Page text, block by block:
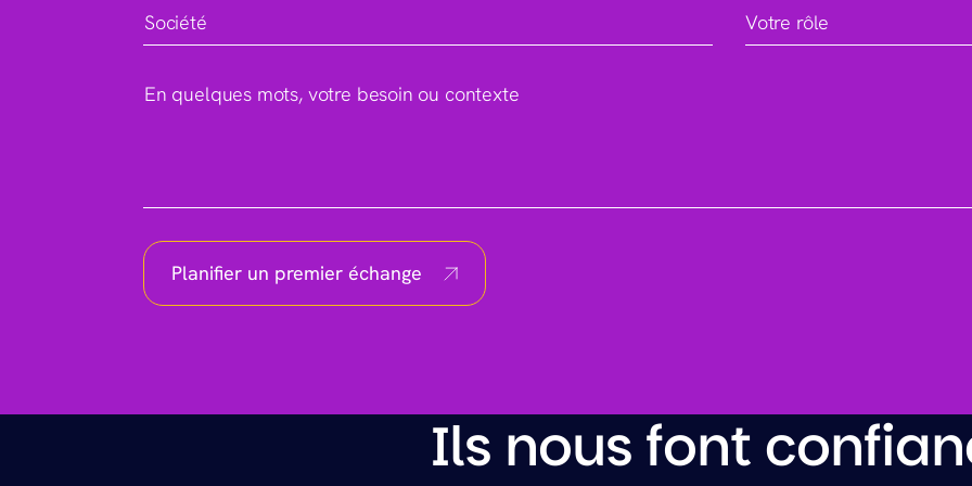
Société Votre rôle
En quelques mots, votre besoin ou contexte
Planifier un premier échange
Ils nous font